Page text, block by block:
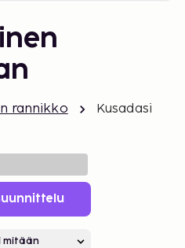
rannikko Kusadasi